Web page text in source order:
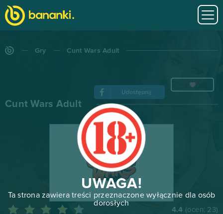
Gry Cunt Wars Adult
Udostępnij
Cunt Wars Adult
4.4 (ocen: 23)
UWAGA!
Ta strona zawiera treści przeznaczone wyłącznie dla osób
dorosłych